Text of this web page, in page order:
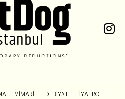
MIMARI EDEBIYAT
TIYATRO